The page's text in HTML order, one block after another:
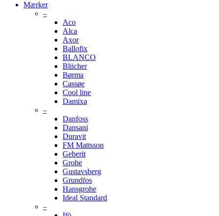
Mærker
–
Aco
Alca
Axor
Ballofix
BLANCO
Blücher
Børma
Cassøe
Cool line
Damixa
–
Danfoss
Dansani
Duravit
FM Mattsson
Geberit
Grohe
Gustavsberg
Grundfos
Hansgrohe
Ideal Standard
–